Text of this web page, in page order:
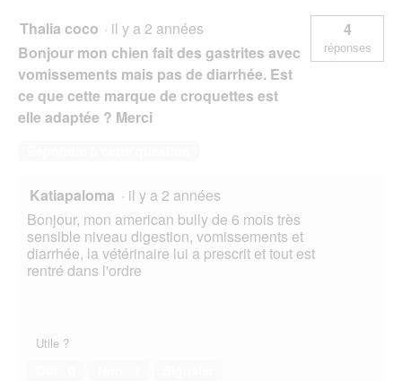
Thalia coco · il y a 2 années
Bonjour mon chien fait des gastrites avec
vomissements mais pas de diarrhée. Est
ce que cette marque de croquettes est
elle adaptée ? Merci
4
réponses
Katiapaloma · il y a 2 années
Bonjour, mon american bully de 6 mois très
sensible niveau digestion, vomissements et
diarrhée, la vétérinaire lui a prescrit et tout est
rentré dans l'ordre
Utile ?